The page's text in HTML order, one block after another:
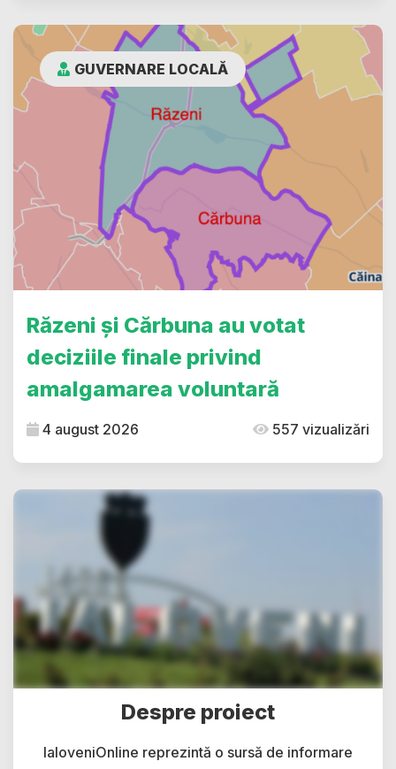
GUVERNARE LOCALĂ
Răzeni și Cărbuna au votat
deciziile finale privind
amalgamarea voluntară
4 august 2026 557 vizualizări
Despre proiect
IaloveniOnline reprezintă o sursă de informare